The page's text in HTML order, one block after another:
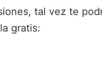
tal vez te
gratis: